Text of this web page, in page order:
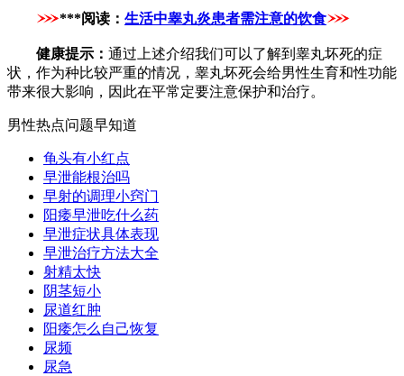
***阅读： 生活中睾丸炎患者需注意的饮食
健康提示： 通过上述介绍我们可以了解到睾丸坏死的症
状，作为种比较严重的情况，睾丸坏死会给男性生育和性功能
带来很大影响，因此在平常定要注意保护和治疗。
男性热点问题早知道
龟头有小红点
早泄能根治吗
早射的调理小窍门
阳痿早泄吃什么药
早泄症状具体表现
早泄治疗方法大全
射精太快
阴茎短小
尿道红肿
阳痿怎么自己恢复
尿频
尿急